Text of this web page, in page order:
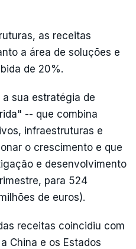
as receitas
a área de soluções e
de 20%.
sua estratégia de
-- que combina
infraestruturas e
o crescimento e que
e desenvolvimento
para 524
de euros).
receitas coincidiu com
China e os Estados